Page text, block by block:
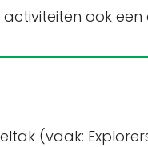
ook een
(vaak: